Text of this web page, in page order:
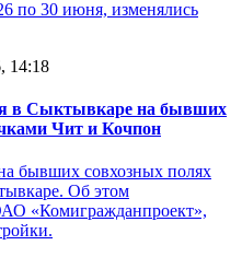
по 30 июня, изменялись
14:18
в Сыктывкаре на бывших
Чит и Кочпон
бывших совхозных полях
Об этом
«Комигражданпроект»,